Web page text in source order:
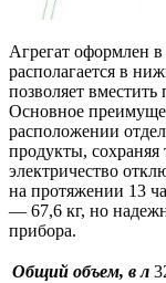
Агрегат оформлен
располагается в
позволяет
Основное
расположении
продукты, сохраняя
электричество
на протяжении 13
— 67,6 кг, но
прибора.
Общий объем, в л